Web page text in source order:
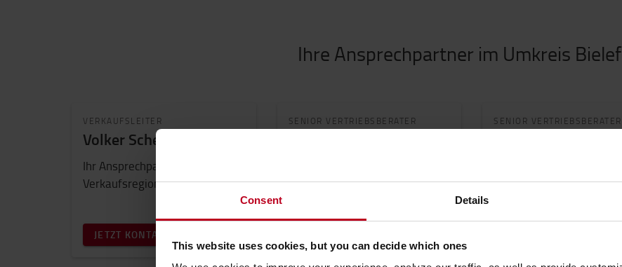
Consent Details
This website uses cookies, but you can decide which ones
Ihre Ansprechpartner im Umkreis
VERKAUFSLEITER
Volker Scheibe
Ihr Ansprechpartner für die
Verkaufsregion Hannover.
JETZT KONTAKTIEREN
SENIOR VERTRIEBSBERATER SENIOR VERTRIEBSBERATER